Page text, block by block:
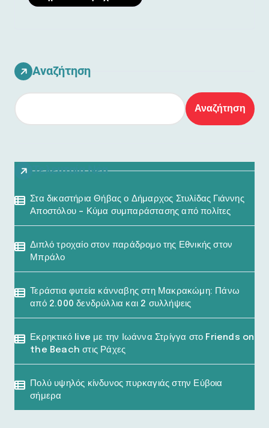
Αναζήτηση
Αναζήτηση
Τελευταία Νέα
Στα δικαστήρια Θήβας ο Δήμαρχος Στυλίδας Γιάννης
Αποστόλου – Κύμα συμπαράστασης από πολίτες
Διπλό τροχαίο στον παράδρομο της Εθνικής στον
Μπράλο
Τεράστια φυτεία κάνναβης στη Μακρακώμη: Πάνω
από 2.000 δενδρύλλια και 2 συλλήψεις
Εκρηκτικό live με την Ιωάννα Στρίγγα στο Friends on
the Beach στις Ράχες
Πολύ υψηλός κίνδυνος πυρκαγιάς στην Εύβοια
σήμερα